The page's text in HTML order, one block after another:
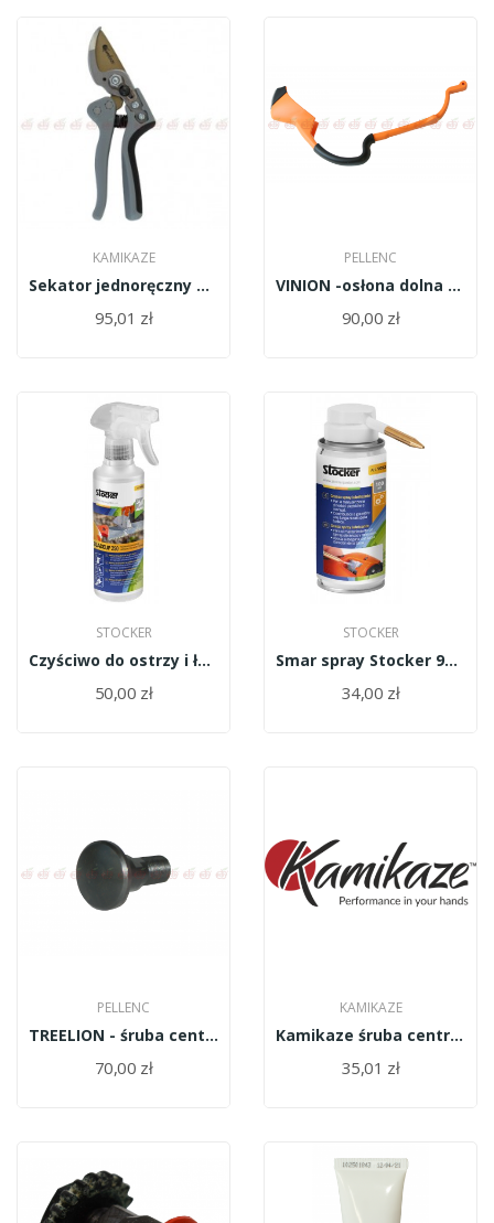
KAMIKAZE
Sekator jednoręczny KM-1M/10930/Kamikaze
95,01 zł
PELLENC
VINION -osłona dolna spustu długa 122675
90,00 zł
STOCKER
Czyściwo do ostrzy i łańcuchów Stocker 9085
50,00 zł
STOCKER
Smar spray Stocker 9083
34,00 zł
PELLENC
TREELION - śruba centralna oś 63947
70,00 zł
KAMIKAZE
Kamikaze śruba centralna KV310R05
35,01 zł